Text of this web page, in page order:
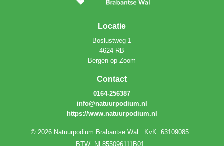
Locatie
Boslustweg 1
4624 RB
Bergen op Zoom
Contact
0164-256387
info@natuurpodium.nl
https://www.natuurpodium.nl
© 2026 Natuurpodium Brabantse Wal
KvK: 63109085
BTW: NL855096111B01